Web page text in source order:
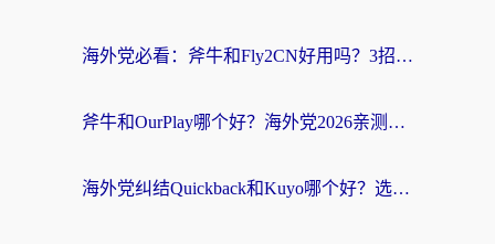
海外党必看：斧牛和Fly2CN好用吗？3招教你选对回国加速器（附免费试用攻略）
斧牛和OurPlay哪个好？海外党2026亲测：选对加速器，国内资源秒加载
海外党纠结Quickback和Kuyo哪个好？选对回国加速器才能无缝刷国内资源